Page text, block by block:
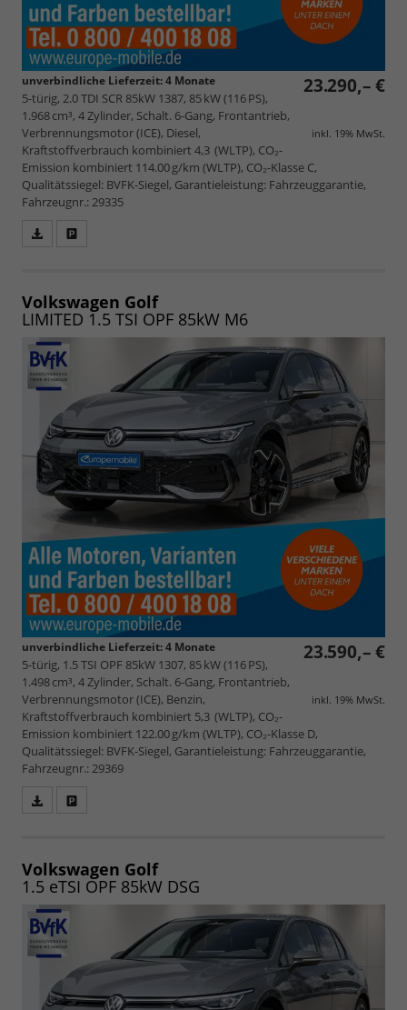
23.290,– €
inkl. 19% MwSt.
unverbindliche Lieferzeit:4 Monate
5-türig, 2.0 TDI SCR 85kW 1387, 85 kW (116 PS),
1.968 cm³, 4 Zylinder, Schalt. 6-Gang, Frontantrieb,
Verbrennungsmotor (ICE), Diesel,
Kraftstoffverbrauch kombiniert 4,3 (WLTP), CO₂-
Emission kombiniert 114.00 g/km (WLTP), CO₂-Klasse C,
Qualitätssiegel: BVFK-Siegel, Garantieleistung: Fahrzeuggarantie,
Fahrzeugnr.: 29335
speichern/drucken
Volkswagen Golf
LIMITED 1.5 TSI OPF 85kW M6
23.590,– €
inkl. 19% MwSt.
unverbindliche Lieferzeit:4 Monate
5-türig, 1.5 TSI OPF 85kW 1307, 85 kW (116 PS),
1.498 cm³, 4 Zylinder, Schalt. 6-Gang, Frontantrieb,
Verbrennungsmotor (ICE), Benzin,
Kraftstoffverbrauch kombiniert 5,3 (WLTP), CO₂-
Emission kombiniert 122.00 g/km (WLTP), CO₂-Klasse D,
Qualitätssiegel: BVFK-Siegel, Garantieleistung: Fahrzeuggarantie,
Fahrzeugnr.: 29369
speichern/drucken
Volkswagen Golf
1.5 eTSI OPF 85kW DSG